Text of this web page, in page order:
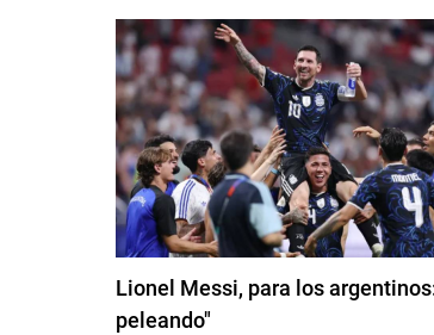
Lionel Messi, para los
peleando"